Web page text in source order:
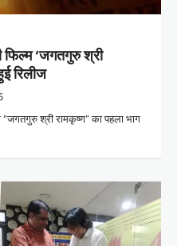
फिल्म ‘जगतगुरु श्री
रिलीज
श्री रामकृष्ण” का पहला भाग